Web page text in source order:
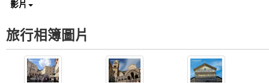
影片
旅行相簿圖片